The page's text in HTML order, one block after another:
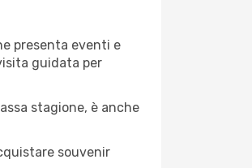
presenta eventi e
guidata per
stagione, è anche
souvenir